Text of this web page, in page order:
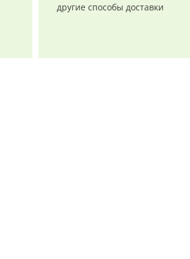
другие способы доставки